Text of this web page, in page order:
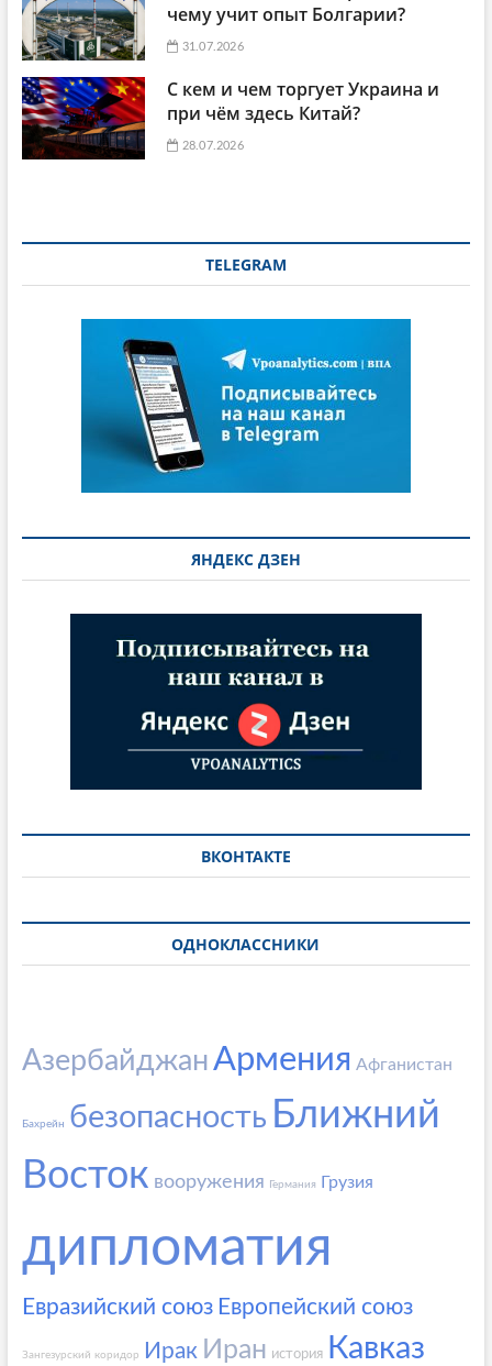
чему учит опыт Болгарии?
31.07.2026
С кем и чем торгует Украина и
при чём здесь Китай?
28.07.2026
TELEGRAM
ЯНДЕКС ДЗЕН
ВКОНТАКТЕ
ОДНОКЛАССНИКИ
АзербайджанАрмения Афганистан
Бахрейн безопасность Ближний
Восток вооружения Германия Грузия
дипломатия
Евразийский союз Европейский союз
Зангезурский коридор Ирак Иран история Кавказ